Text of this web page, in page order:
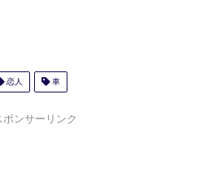
恋人 車
ポンサーリンク